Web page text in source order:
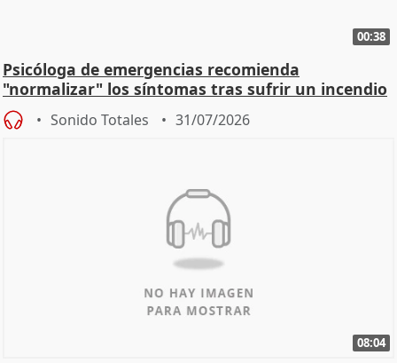
00:38
Psicóloga de emergencias recomienda
"normalizar" los síntomas tras sufrir un incendio
Sonido Totales 31/07/2026
08:04